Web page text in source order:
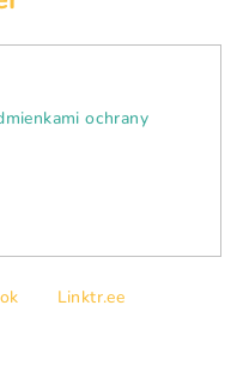
ochrany
Linktr.ee